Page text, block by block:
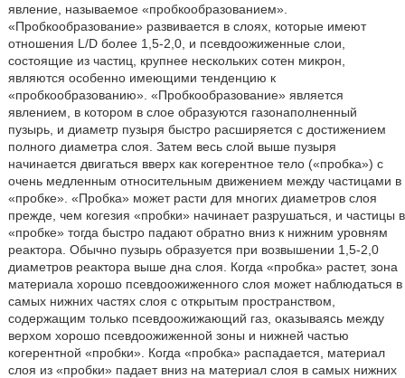
явление, называемое «пробкообразованием».
«Пробкообразование» развивается в слоях, которые имеют
отношения L/D более 1,5-2,0, и псевдоожиженные слои,
состоящие из частиц, крупнее нескольких сотен микрон,
являются особенно имеющими тенденцию к
«пробкообразованию». «Пробкообразование» является
явлением, в котором в слое образуются газонаполненный
пузырь, и диаметр пузыря быстро расширяется с достижением
полного диаметра слоя. Затем весь слой выше пузыря
начинается двигаться вверх как когерентное тело («пробка») с
очень медленным относительным движением между частицами в
«пробке». «Пробка» может расти для многих диаметров слоя
прежде, чем когезия «пробки» начинает разрушаться, и частицы в
«пробке» тогда быстро падают обратно вниз к нижним уровням
реактора. Обычно пузырь образуется при возвышении 1,5-2,0
диаметров реактора выше дна слоя. Когда «пробка» растет, зона
материала хорошо псевдоожиженного слоя может наблюдаться в
самых нижних частях слоя с открытым пространством,
содержащим только псевдоожижающий газ, оказываясь между
верхом хорошо псевдоожиженной зоны и нижней частью
когерентной «пробки». Когда «пробка» распадается, материал
слоя из «пробки» падает вниз на материал слоя в самых нижних